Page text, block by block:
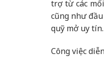
trợ từ các
cũng như
quỹ mở uy tín.
Công việc